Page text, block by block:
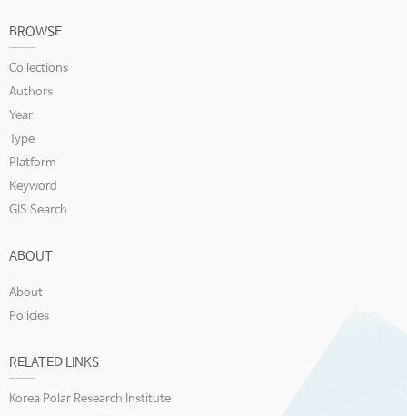
BROWSE
Collections
Authors
Year
Type
Platform
Keyword
GIS Search
ABOUT
About
Policies
RELATED LINKS
Korea Polar Research Institute